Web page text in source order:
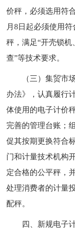
价秤，必须选用符
月8日起必须使用
秤，满足“开壳锁机
查”等技术要求。
（三）集贸市
办法》，认真履行
体使用的电子计价
完善的管理台账；
促其按期更换符合
门和计量技术机构
定合格的公平秤，
处理消费者的计量
配秤。
四、新规电子